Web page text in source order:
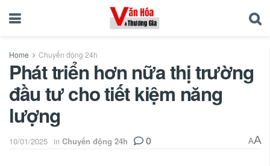
Home Chuyển động 24h
Phát triển hơn nữa thị trường
đầu tư cho tiết kiệm năng
lượng
10/01/2025 in Chuyển động 24h 0 AA